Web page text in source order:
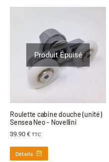
Produit Épuisé
Roulette cabine douche (unité)
Sensea Neo - Novellini
39.90 € TTC
Détails